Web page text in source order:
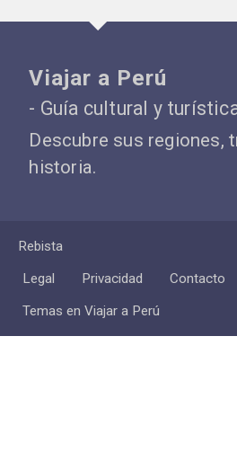
Viajar a Perú
- Guía cultural y
Descubre sus regiones,
historia.
Rebista
Legal
Privacidad
Contacto
Temas en Viajar a Perú